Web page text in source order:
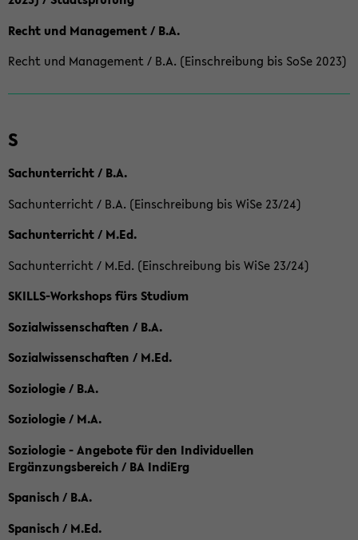
Recht und Management / B.A.
Recht und Management / B.A. (Einschreibung bis SoSe 2023)
S
Sachunterricht / B.A.
Sachunterricht / B.A. (Einschreibung bis WiSe 23/24)
Sachunterricht / M.Ed.
Sachunterricht / M.Ed. (Einschreibung bis WiSe 23/24)
SKILLS-Workshops fürs Studium
Sozialwissenschaften / B.A.
Sozialwissenschaften / M.Ed.
Soziologie / B.A.
Soziologie / M.A.
Soziologie - Angebote für den Individuellen
Ergänzungsbereich / BA IndiErg
Spanisch / B.A.
Spanisch / M.Ed.